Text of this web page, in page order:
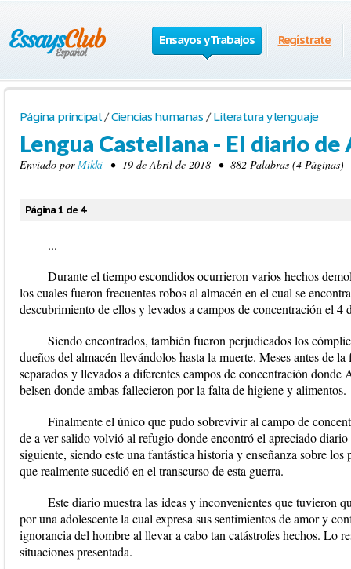
Ensayos y Trabajos Regístrate
Página principal / Ciencias humanas / Literatura y lenguaje
Lengua Castellana - El diario de
Enviado porMikki • 19 de Abril de 2018 • 882 Palabras (4
Página 1 de 4
...
Durante el tiempo escondidos ocurrieron varios hechos
los cuales fueron frecuentes robos al almacén en el cual se
descubrimiento de ellos y levados a campos de concentración el 4
Siendo encontrados, también fueron perjudicados los
dueños del almacén llevándolos hasta la muerte. Meses antes de
separados y llevados a diferentes campos de concentración
belsen donde ambas fallecieron por la falta de higiene y alimentos.
Finalmente el único que pudo sobrevivir al campo de
de a ver salido volvió al refugio donde encontró el apreciado
siguiente, siendo este una fantástica historia y enseñanza sobre
que realmente sucedió en el transcurso de esta guerra.
Este diario muestra las ideas y inconvenientes que tuvieron
por una adolescente la cual expresa sus sentimientos de amor y
ignorancia del hombre al llevar a cabo tan catástrofes hechos. Lo
situaciones presentada.